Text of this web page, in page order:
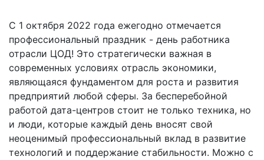
С 1 октября 2022 года ежегодно отмечается
профессиональный праздник - день работника
отрасли ЦОД! Это стратегически важная в
современных условиях отрасль экономики,
являющаяся фундаментом для роста и развития
предприятий любой сферы. За бесперебойной
работой дата-центров стоит не только техника, но
и люди, которые каждый день вносят свой
неоценимый профессиональный вклад в развитие
технологий и поддержание стабильности. Можно с